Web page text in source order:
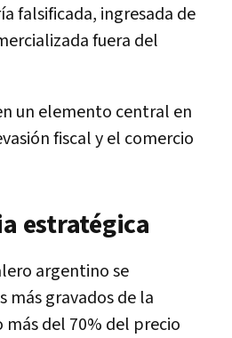
falsificada, ingresada de
fuera del
un elemento central en
fiscal y el comercio
estratégica
argentino se
más gravados de la
del 70% del precio